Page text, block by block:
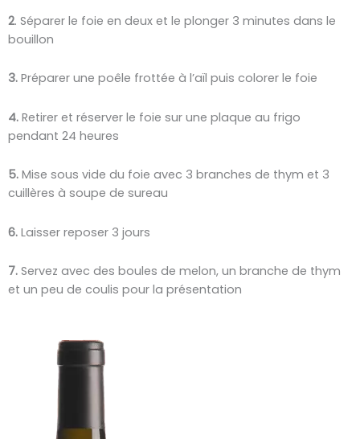
2. Séparer le foie en deux et le plonger 3 minutes dans le
bouillon
3. Préparer une poêle frottée à l’aïl puis colorer le foie
4. Retirer et réserver le foie sur une plaque au frigo
pendant 24 heures
5. Mise sous vide du foie avec 3 branches de thym et 3
cuillères à soupe de sureau
6. Laisser reposer 3 jours
7. Servez avec des boules de melon, un branche de thym
et un peu de coulis pour la présentation